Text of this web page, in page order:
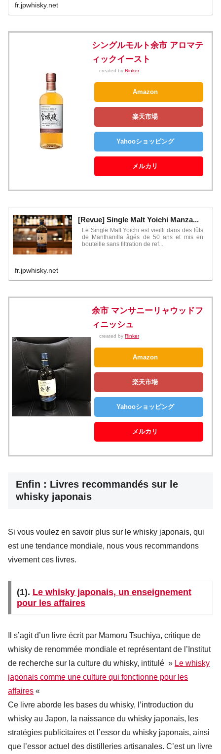
fr.jpwhisky.net
シングルモルト余市 アロマテ
ィックイースト
created by Rinker
Amazon
楽天市場
Yahooショッピング
メルカリ
[Revue] Single Malt Yoichi Manza...
Le Single Malt Yoichi est vieilli dans des fûts
de Manthanilla âgés de 50 ans et mis en
bouteille sans filtration de ref...
fr.jpwhisky.net
余市 マンサニーリャウッドフ
ィニッシュ
created by Rinker
Amazon
楽天市場
Yahooショッピング
メルカリ
Enfin : Livres recommandés sur le
whisky japonais
Si vous voulez en savoir plus sur le whisky japonais, qui
est une tendance mondiale, nous vous recommandons
vivement ces livres.
(1). Le whisky japonais, un enseignement
pour les affaires
Il s’agit d’un livre écrit par Mamoru Tsuchiya, critique de
whisky de renommée mondiale et représentant de l’Institut
de recherche sur la culture du whisky, intitulé » Le whisky
japonais comme une culture qui fonctionne pour les
affaires «
Ce livre aborde les bases du whisky, l’introduction du
whisky au Japon, la naissance du whisky japonais, les
stratégies publicitaires et l’essor du whisky japonais, ainsi
que l’essor actuel des distilleries artisanales. C’est un livre